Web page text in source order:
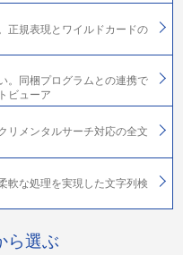
正規表現とワイルドカードの
。同梱プログラムとの連携で
ビューア
リメンタルサーチ対応の全文
軟な処理を実現した文字列検
ら選ぶ